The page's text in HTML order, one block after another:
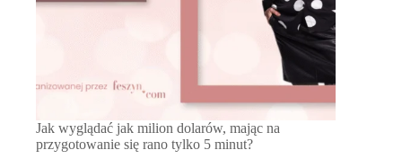
Jak wyglądać jak milion dolarów, mając na
przygotowanie się rano tylko 5 minut?